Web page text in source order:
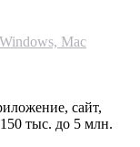
Mac
сайт,
тыс. до 5 млн.